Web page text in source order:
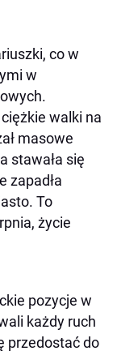
co w
w
walki na
masowe
stawała się
zapadła
To
życie
pozycje w
każdy ruch
przedostać do